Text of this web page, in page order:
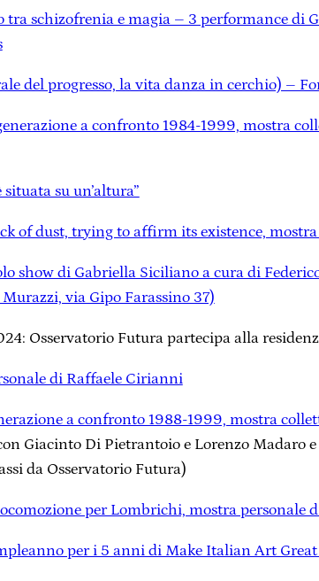
schizofrenia e magia – 3 performance di
del progresso, la vita danza in cerchio) –
a confronto 1984-1999, mostra
su un’altura”
of dust, trying to affirm its existence,
show di Gabriella Siciliano a cura di
via Gipo Farassino 37)
Osservatorio Futura partecipa alla
di Raffaele Cirianni
a confronto 1988-1999, mostra
Giacinto Di Pietrantoio e Lorenzo Madaro
da Osservatorio Futura)
per Lombrichi, mostra
per i 5 anni di Make Italian Art